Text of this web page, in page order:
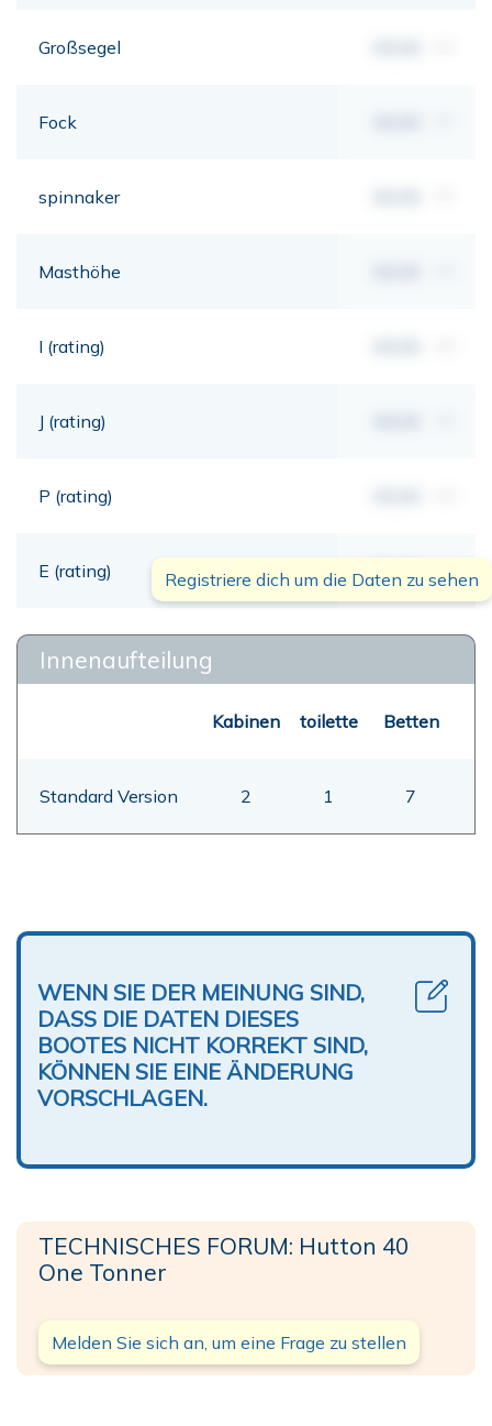
Großsegel
Fock
spinnaker
Masthöhe
I (rating)
J (rating)
P (rating)
E (rating) 00,00 mt
Registriere dich um die Daten zu sehen
Innenaufteilung
Kabinen toilette Betten
Standard Version 2 1 7
WENN SIE DER MEINUNG SIND,
DASS DIE DATEN DIESES
BOOTES NICHT KORREKT SIND,
KÖNNEN SIE EINE ÄNDERUNG
VORSCHLAGEN.
TECHNISCHES FORUM: Hutton 40
One Tonner
Melden Sie sich an, um eine Frage zu stellen